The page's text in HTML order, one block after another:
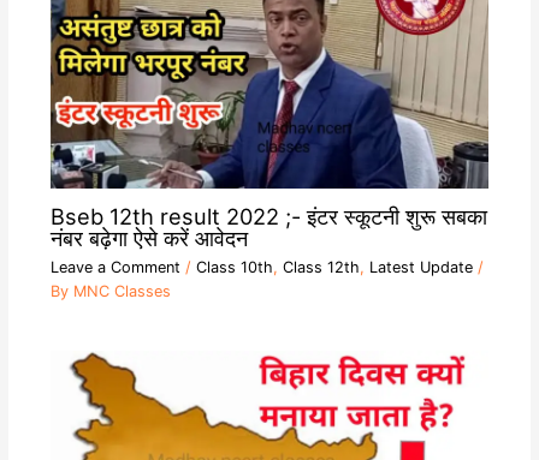
Bseb 12th result 2022 ;- इंटर स्कूटनी शुरू सबका
नंबर बढ़ेगा ऐसे करें आवेदन
Leave a Comment / Class 10th, Class 12th, Latest Update/
By MNC Classes